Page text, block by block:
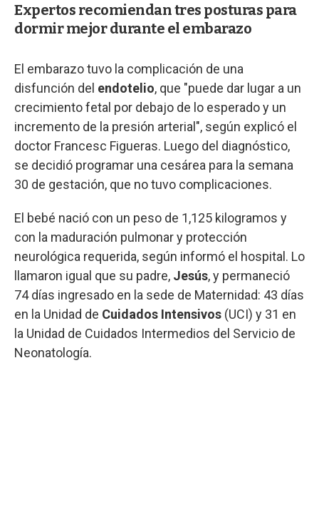
Expertos recomiendan tres posturas para
dormir mejor durante el embarazo
El embarazo tuvo la complicación de una
disfunción del endotelio, que "puede dar lugar a un
crecimiento fetal por debajo de lo esperado y un
incremento de la presión arterial", según explicó el
doctor Francesc Figueras. Luego del diagnóstico,
se decidió programar una cesárea para la semana
30 de gestación, que no tuvo complicaciones.
El bebé nació con un peso de 1,125 kilogramos y
con la maduración pulmonar y protección
neurológica requerida, según informó el hospital. Lo
llamaron igual que su padre, Jesús, y permaneció
74 días ingresado en la sede de Maternidad: 43 días
en la Unidad de Cuidados Intensivos (UCI) y 31 en
la Unidad de Cuidados Intermedios del Servicio de
Neonatología.